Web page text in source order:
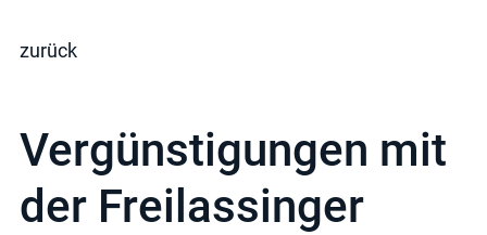
zurück
Vergünstigungen mit
der Freilassinger